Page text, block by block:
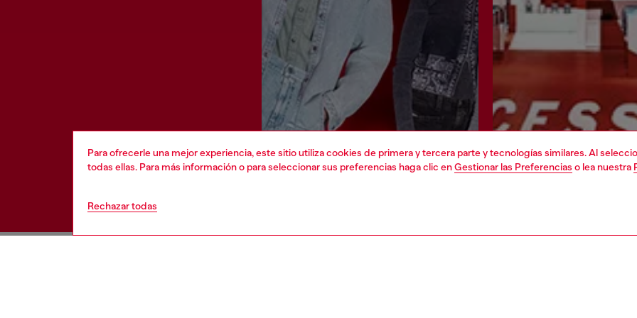
Para ofrecerle una mejor experiencia, este sitio utiliza cookies de primera y tercera parte y tecnologías similares. Al
todas ellas. Para más información o para seleccionar sus preferencias haga clic enGestionar las Preferencias o lea nuestra
Rechazar todas